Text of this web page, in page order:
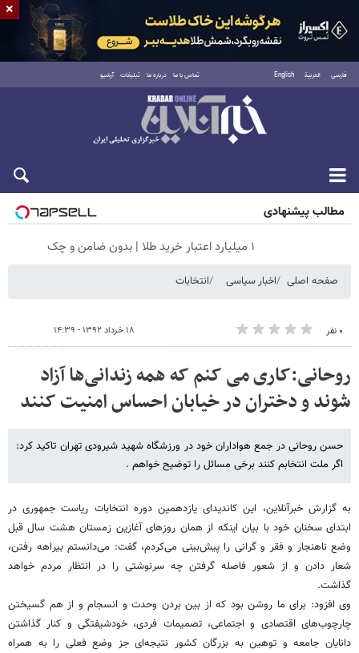
فارسی العربية English تماس با ما درباره ما تبلیغات آرشیو
شنبه ۱۷ مرداد ۱۴۰۵
مطالب پیشنهادی
۱ میلیارد اعتبار خرید طلا | بدون ضامن و چک
صفحه اصلی اخبار سیاسی انتخابات
۰ نفر ۱۸ خرداد ۱۳۹۲ - ۱۴:۳۹
روحانی:کاری می کنم که همه زندانی‌ها آزاد
شوند و دختران در خیابان احساس امنیت کنند
حسن روحانی در جمع هواداران خود در ورزشگاه شهید شیرودی تهران تاکید کرد:
اگر ملت انتخابم کنند برخی مسائل را توضیح خواهم .
به گزارش خبرآنلاین، این کاندیدای یازدهمین دوره انتخابات ریاست جمهوری در
ابتدای سخنان خود با بیان اینکه از همان روزهای آغازین زمستان هشت سال قبل
وضع ناهنجار و فقر و گرانی را پیش‌بینی می‌کردم، گفت: می‌دانستم بیراهه رفتن،
شعار دادن و از شعور فاصله گرفتن چه سرنوشتی را در انتظار مردم خواهد
گذاشت.
وی افزود: برای ما روشن بود که از بین بردن وحدت و انسجام و از هم گسیختن
چارچوب‌های اقتصادی و اجتماعی، تصمیمات فردی، خودشیفتگی و کنار گذاشتن
دانایان جامعه و توهین به بزرگان کشور نتیجه‌ای جز وضع فعلی را به همراه
×